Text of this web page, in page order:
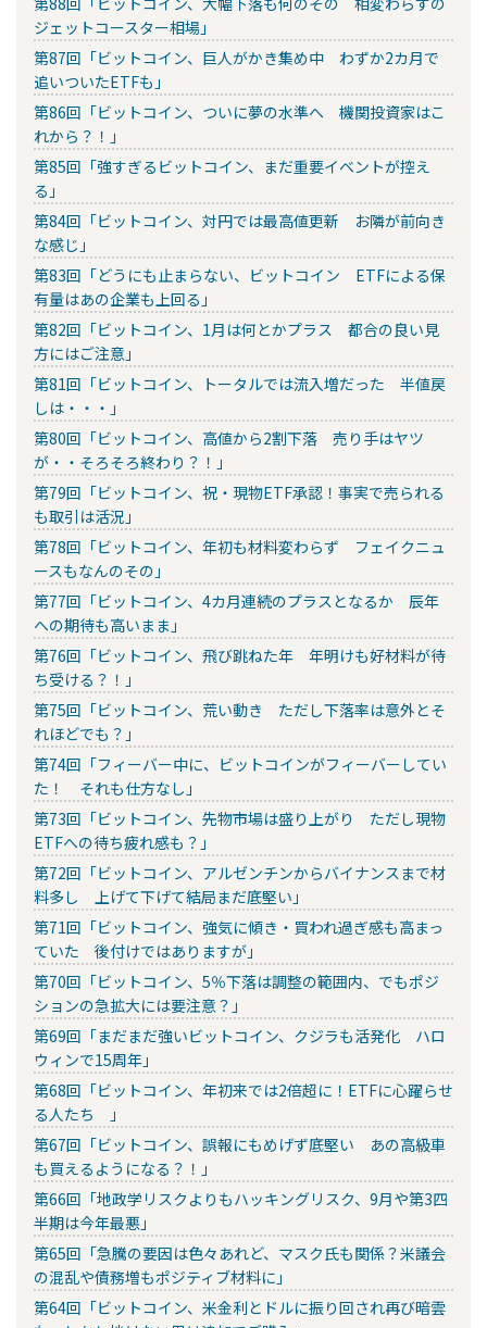
ジェットコースター相場」
第87回「ビットコイン、巨人がかき集め中 わずか2カ月で
追いついたETFも」
第86回「ビットコイン、ついに夢の水準へ 機関投資家はこ
れから？！」
第85回「強すぎるビットコイン、まだ重要イベントが控え
る」
第84回「ビットコイン、対円では最高値更新 お隣が前向き
な感じ」
第83回「どうにも止まらない、ビットコイン ETFによる保
有量はあの企業も上回る」
第82回「ビットコイン、1月は何とかプラス 都合の良い見
方にはご注意」
第81回「ビットコイン、トータルでは流入増だった 半値戻
しは・・・」
第80回「ビットコイン、高値から2割下落 売り手はヤツ
が・・そろそろ終わり？！」
第79回「ビットコイン、祝・現物ETF承認！事実で売られる
も取引は活況」
第78回「ビットコイン、年初も材料変わらず フェイクニュ
ースもなんのその」
第77回「ビットコイン、4カ月連続のプラスとなるか 辰年
への期待も高いまま」
第76回「ビットコイン、飛び跳ねた年 年明けも好材料が待
ち受ける？！」
第75回「ビットコイン、荒い動き ただし下落率は意外とそ
れほどでも？」
第74回「フィーバー中に、ビットコインがフィーバーしてい
た！ それも仕方なし」
第73回「ビットコイン、先物市場は盛り上がり ただし現物
ETFへの待ち疲れ感も？」
第72回「ビットコイン、アルゼンチンからバイナンスまで材
料多し 上げて下げて結局まだ底堅い」
第71回「ビットコイン、強気に傾き・買われ過ぎ感も高まっ
ていた 後付けではありますが」
第70回「ビットコイン、5％下落は調整の範囲内、でもポジ
ションの急拡大には要注意？」
第69回「まだまだ強いビットコイン、クジラも活発化 ハロ
ウィンで15周年」
第68回「ビットコイン、年初来では2倍超に！ETFに心躍らせ
る人たち 」
第67回「ビットコイン、誤報にもめげず底堅い あの高級車
も買えるようになる？！」
第66回「地政学リスクよりもハッキングリスク、9月や第3四
半期は今年最悪」
第65回「急騰の要因は色々あれど、マスク氏も関係？米議会
の混乱や債務増もポジティブ材料に」
第64回「ビットコイン、米金利とドルに振り回され再び暗雲